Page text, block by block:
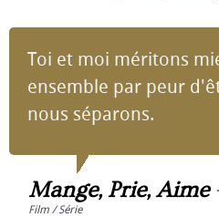
Toi et moi méritons
ensemble par peur
nous séparons.
Mange, Prie, Aime
Film / Série